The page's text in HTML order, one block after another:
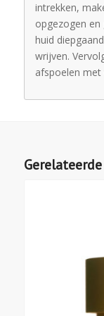
intrekken,
opgezogen
huid
wrijven.
afspoelen met